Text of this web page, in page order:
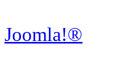
Joomla!®